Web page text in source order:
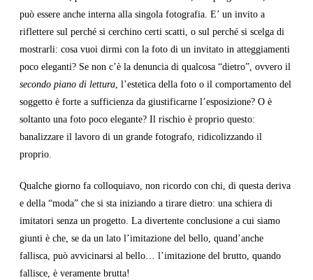
può essere anche interna alla singola fotografia. E’ un invito a
riflettere sul perché si cerchino certi scatti, o sul perché si scelga di
mostrarli: cosa vuoi dirmi con la foto di un invitato in atteggiamenti
poco eleganti? Se non c’è la denuncia di qualcosa “dietro”, ovvero il
secondo piano di lettura , l’estetica della foto o il comportamento del
soggetto è forte a sufficienza da giustificarne l’esposizione? O è
soltanto una foto poco elegante? Il rischio è proprio questo:
banalizzare il lavoro di un grande fotografo, ridicolizzando il
proprio.
Qualche giorno fa colloquiavo, non ricordo con chi, di questa deriva
e della “moda” che si sta iniziando a tirare dietro: una schiera di
imitatori senza un progetto. La divertente conclusione a cui siamo
giunti è che, se da un lato l’imitazione del bello, quand’anche
fallisca, può avvicinarsi al bello… l’imitazione del brutto, quando
fallisce, è veramente brutta!